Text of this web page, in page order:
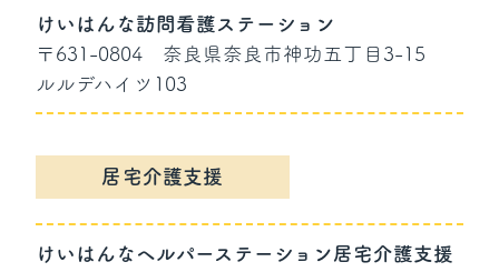
けいはんな訪問看護ステーション
〒631-0804
奈良県奈良市神功五丁目3-15
ルルデハイツ103
居宅介護支援
けいはんなヘルパーステーション居宅介護支援